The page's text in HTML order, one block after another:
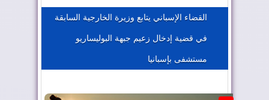
القضاء الإسباني يتابع وزيرة الخارجية السابقة
في قضية إدخال زعيم جبهة البوليساريو
مستشفى بإسبانيا